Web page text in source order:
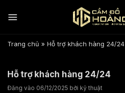
qua
dungTrang chủ » Hỗ trợ khách hàng 24/24
Hỗ trợ khách hàng 24/24
Đăng vào 06/12/2025 bởi kỹ thuật